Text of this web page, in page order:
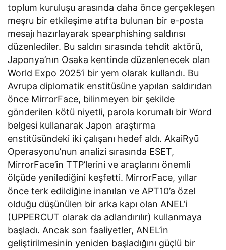
toplum kuruluşu arasında daha önce gerçekleşen
meşru bir etkileşime atıfta bulunan bir e-posta
mesajı hazırlayarak spearphishing saldırısı
düzenlediler. Bu saldırı sırasında tehdit aktörü,
Japonya’nın Osaka kentinde düzenlenecek olan
World Expo 2025’i bir yem olarak kullandı. Bu
Avrupa diplomatik enstitüsüne yapılan saldırıdan
önce MirrorFace, bilinmeyen bir şekilde
gönderilen kötü niyetli, parola korumalı bir Word
belgesi kullanarak Japon araştırma
enstitüsündeki iki çalışanı hedef aldı. AkaiRyū
Operasyonu’nun analizi sırasında ESET,
MirrorFace’in TTP’lerini ve araçlarını önemli
ölçüde yenilediğini keşfetti. MirrorFace, yıllar
önce terk edildiğine inanılan ve APT10’a özel
olduğu düşünülen bir arka kapı olan ANEL’i
(UPPERCUT olarak da adlandırılır) kullanmaya
başladı. Ancak son faaliyetler, ANEL’in
geliştirilmesinin yeniden başladığını güçlü bir